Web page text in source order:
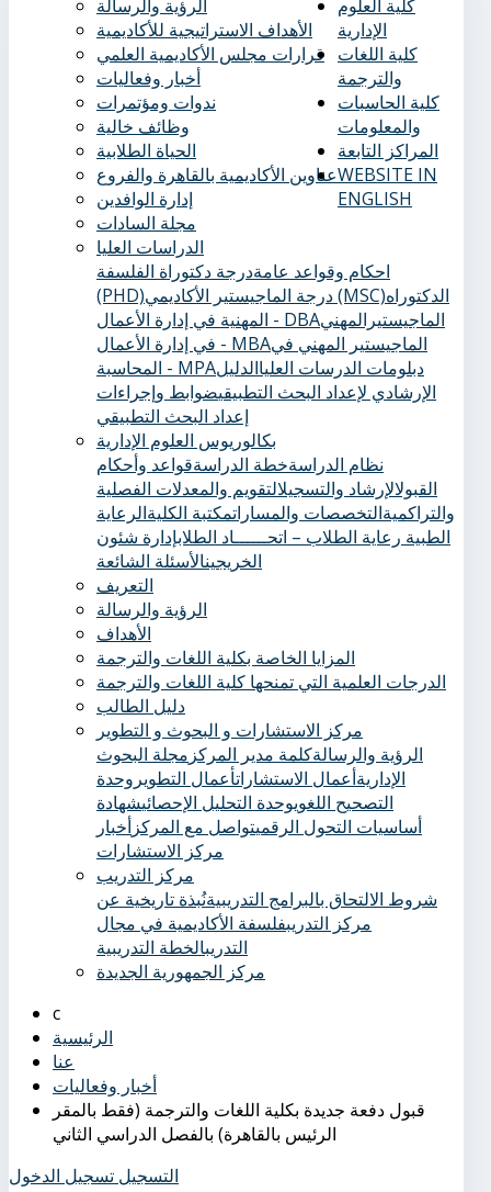
الرؤية والرسالة
الأهداف الاستراتيجية للأكاديمية
قرارات مجلس الأكاديمية العلمي
أخبار وفعاليات
ندوات ومؤتمرات
وظائف خالية
الحياة الطلابية
عناوين الأكاديمية بالقاهرة والفروع
إدارة الوافدين
كلية العلوم
الإدارية
مجلة السادات
الدراسات العليا
احكام وقواعد عامةدرجة دكتوراة الفلسفة
(PHD)
درجة الماجيستير الأكاديمي (MSC)الدكتوراه
المهنية في إدارة الأعمال - DBAالماجيستيرالمهني
في إدارة الأعمال - MBAالماجيستير المهني في
المحاسبة - MPA
دبلومات الدرسات العلياالدليل
الإرشادي لإعداد البحث التطبيقيضوابط وإجراءات
إعداد البحث التطبيقي
بكالوريوس العلوم الإدارية
نظام الدراسةخطة الدراسةقواعد وأحكام
القبولالإرشاد والتسجيلالتقويم والمعدلات الفصلية
والتراكميةالتخصصات والمساراتمكتبة الكليةالرعاية
الطبية ‏ رعاية الطلاب – اتحــــــاد الطلابإدارة شئون
الخريجينالأسئلة الشائعة
كلية اللغات
والترجمة
التعريف
الرؤية والرسالة
الأهداف
المزايا الخاصة بكلية اللغات والترجمة
الدرجات العلمية التي تمنحها كلية اللغات والترجمة
دليل الطالب
كلية الحاسبات
والمعلومات
المراكز التابعة
مركز الاستشارات و البحوث و التطوير
الرؤية والرسالةكلمة مدير المركز مجلة البحوث
الإداريةأعمال الاستشاراتأعمال التطوير وحدة
التصحيح اللغويوحدة التحليل الإحصائيشهادة
أساسيات التحول الرقميتواصل مع المركزأخبار
مركز الاستشارات
مركز التدريب
شروط الالتحاق بالبرامج التدريبيةنُبذة تاريخية عن
مركز التدريبفلسفة الأكاديمية في مجال
التدريبالخطة التدريبية
مركز الجمهورية الجديدة
WEBSITE IN
ENGLISH
الرئيسية
عنا
أخبار وفعاليات
قبول دفعة جديدة بكلية اللغات والترجمة (فقط بالمقر
الرئيس بالقاهرة) بالفصل الدراسي الثاني
التسجيل تسجيل الدخول